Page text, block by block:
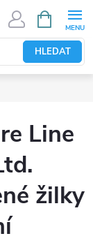
HLEDAT
NÁKUPNÍ
KOŠÍK
Line
žilky